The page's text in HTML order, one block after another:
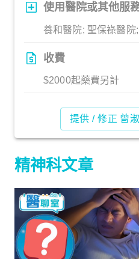
使用醫院或其他服
養和醫院; 聖保祿醫院
收費
$2000起藥費另計
提供 / 修正 曾
精神科文章